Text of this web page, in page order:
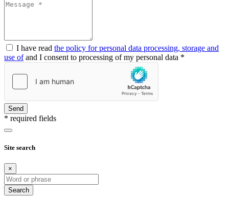
I have read the policy for personal data processing, storage and
use ofand I consent to processing of my personal data *
Send
* required fields
Site search
×
Search